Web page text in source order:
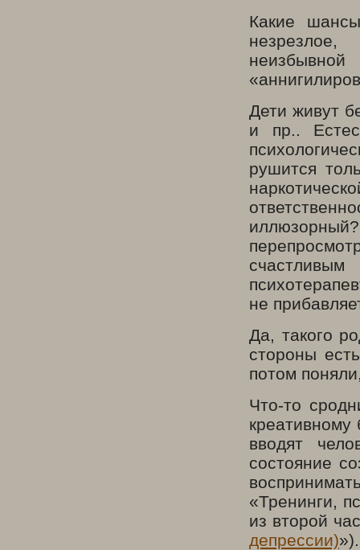
Какие
незрезлое,
Дети живут
и пр..
рушится
не
Да, такого
стороны
потом
Что-то
креативному
вводят
состояние
«Тренинги,
из второй
депрессии)»).